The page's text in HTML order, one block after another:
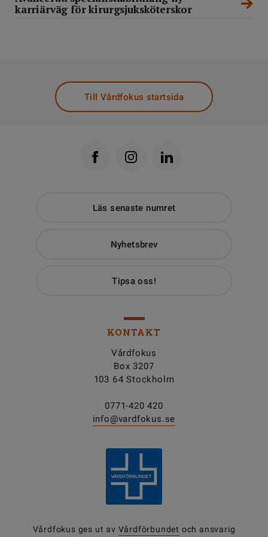
karriärväg för kirurgsjuksköterskor
Till Vårdfokus startsida
Läs senaste numret
Nyhetsbrev
Tipsa oss!
KONTAKT
Vårdfokus
Box 3207
103 64 Stockholm
0771-420 420
info@vardfokus.se
Vårdfokus ges ut av Vårdförbundet och ansvarig